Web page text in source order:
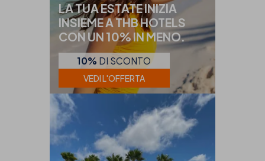
LA TUA ESTATE INIZIA
INSIEME A THB HOTELS
CON UN 10% IN MENO.
10% DI SCONTO
VEDI L'OFFERTA